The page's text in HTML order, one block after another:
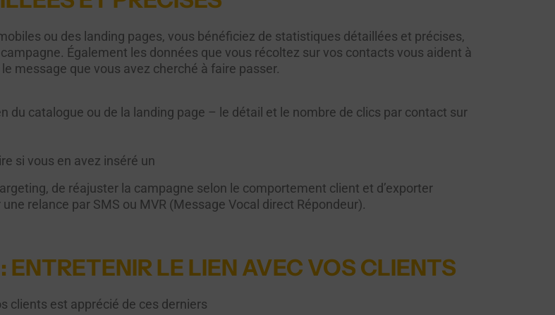
ou des landing pages, vous bénéficiez de statistiques détaillées et précises,
Également les données que vous récoltez sur vos contacts vous aident à
message que vous avez cherché à faire passer.
du catalogue ou de la landing page – le détail et le nombre de clics par contact sur
si vous en avez inséré un
de réajuster la campagne selon le comportement client et d’exporter
relance par SMS ou MVR (Message Vocal direct Répondeur).
ENTRETENIR LE LIEN AVEC VOS CLIENTS
clients est apprécié de ces derniers